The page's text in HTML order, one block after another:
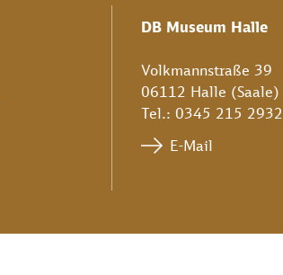
DB Museum Halle
Volkmannstraße 39
06112 Halle (Saale)
Tel.: 0345 215 2932
E-Mail